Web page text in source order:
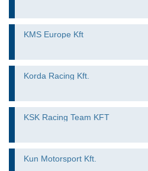
KMS Europe Kft
Korda Racing Kft.
KSK Racing Team KFT
Kun Motorsport Kft.